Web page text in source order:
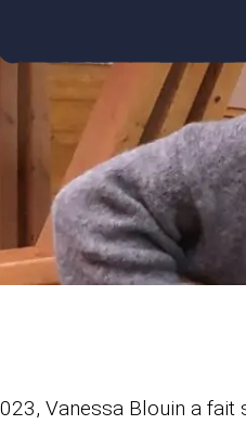
Vanessa Blouin a